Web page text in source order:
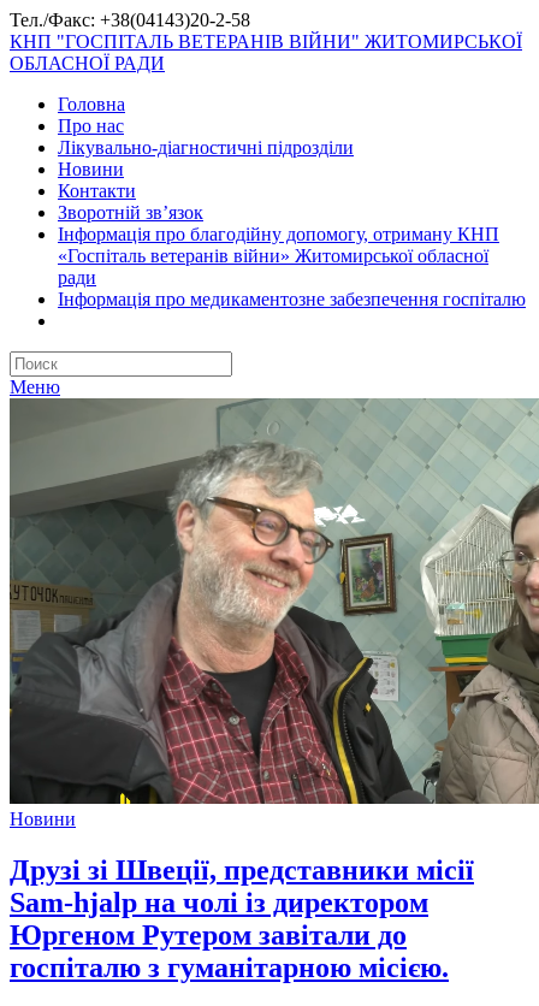
Тел./Факс: +38(04143)20-2-58
КНП "ГОСПІТАЛЬ ВЕТЕРАНІВ ВІЙНИ" ЖИТОМИРСЬКОЇ
ОБЛАСНОЇ РАДИ
Головна
Про нас
Лікувально-діагностичні підрозділи
Новини
Контакти
Зворотній зв’язок
Інформація про благодійну допомогу, отриману КНП
«Госпіталь ветеранів війни» Житомирської обласної
ради
Інформація про медикаментозне забезпечення госпіталю
Меню
Новини
Друзі зі Швеції, представники місії
Sam-hjalp на чолі із директором
Юргеном Рутером завітали до
госпіталю з гуманітарною місією.